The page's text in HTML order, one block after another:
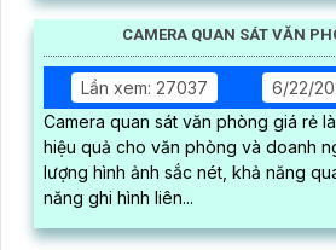
CAMERA QUAN SÁT VĂN
Lần xem: 27037
6/22/
Camera quan sát văn phòng giá rẻ
hiệu quả cho văn phòng và doanh nghiệp.
lượng hình ảnh sắc nét, khả năng
năng ghi hình liên...